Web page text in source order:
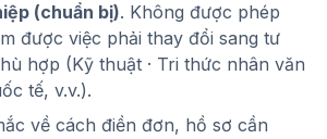
(chuẩn bị). Không được phép
được việc phải thay đổi sang tư
hợp (Kỹ thuật · Tri thức nhân văn
tế, v.v.).
về cách điền đơn, hồ sơ cần